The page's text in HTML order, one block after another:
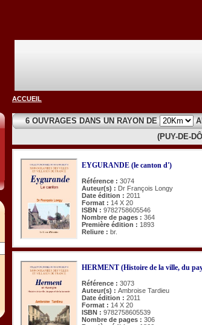
ACCUEIL
6 OUVRAGES DANS UN RAYON DE
(PUY-DE-
EYGURANDE (le canton d')
Référence : 3074
Auteur(s) : Dr François Longy
Date édition : 2011
Format : 14 X 20
ISBN : 9782758605546
Nombre de pages : 364
Première édition : 1893
Reliure : br.
HERMENT (Histoire de la ville, du
Référence : 3073
Auteur(s) : Ambroise Tardieu
Date édition : 2011
Format : 14 X 20
ISBN : 9782758605539
Nombre de pages : 306